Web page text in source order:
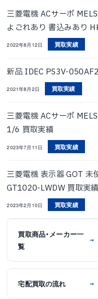
三菱電機 ACサーボ
よごれあり 書込みあり
2022年8月12日 買取実績
新品 IDEC PS3V-
2021年8月2日 買取実績
三菱電機 ACサーボ
1/6 買取実績
2023年7月11日 買取実績
三菱電機 表示器 GOT 未
GT1020-LWDW 買取実績
2023年2月10日 買取実績
買取商品・メーカー一
覧
→
宅配買取の流れ →